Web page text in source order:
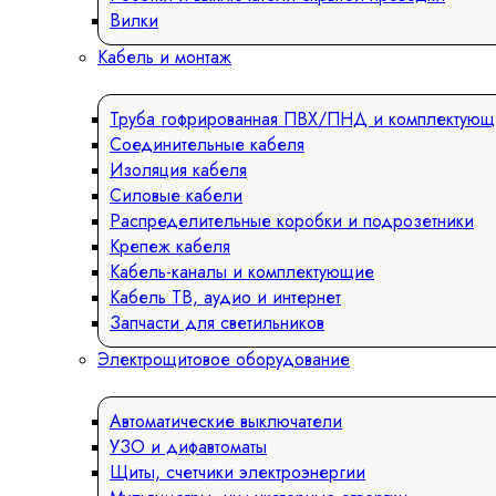
Вилки
Кабель и монтаж
Труба гофрированная ПВХ/ПНД и
Соединительные кабеля
Изоляция кабеля
Силовые кабели
Распределительные коробки и подрозетники
Крепеж кабеля
Кабель-каналы и комплектующие
Кабель ТВ, аудио и интернет
Запчасти для светильников
Электрощитовое оборудование
Автоматические выключатели
УЗО и дифавтоматы
Щиты, счетчики электроэнергии